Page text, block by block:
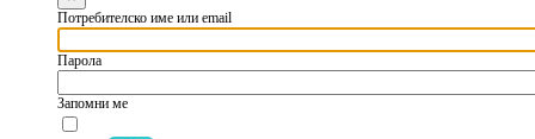
Потребителско име или email
Парола
Запомни ме